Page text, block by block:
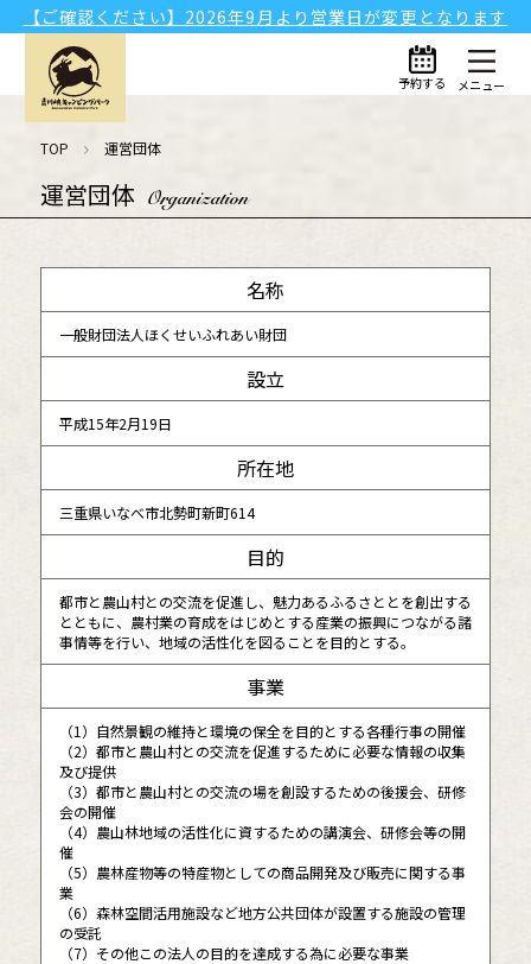
【ご確認ください】2026年9月より営業日が変更となります
予約する メニュー
TOP 運営団体
運営団体 Organization
名称
一般財団法人ほくせいふれあい財団
設立
平成15年2月19日
所在地
三重県いなべ市北勢町新町614
目的
都市と農山村との交流を促進し、魅力あるふるさととを創出する
とともに、農村業の育成をはじめとする産業の振興につながる諸
事情等を行い、地域の活性化を図ることを目的とする。
事業
（1）自然景観の維持と環境の保全を目的とする各種行事の開催
（2）都市と農山村との交流を促進するために必要な情報の収集
及び提供
（3）都市と農山村との交流の場を創設するための後援会、研修
会の開催
（4）農山林地域の活性化に資するための講演会、研修会等の開
催
（5）農林産物等の特産物としての商品開発及び販売に関する事
業
（6）森林空間活用施設など地方公共団体が設置する施設の管理
の受託
（7）その他この法人の目的を達成する為に必要な事業